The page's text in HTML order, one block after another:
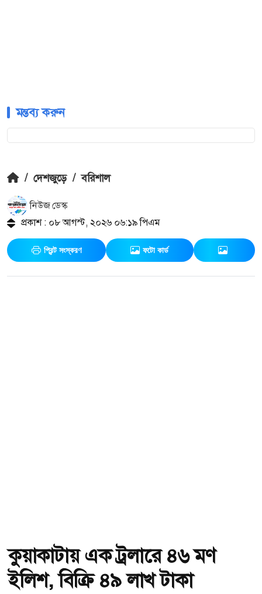
মন্তব্য করুন
/ দেশজুড়ে / বরিশাল
নিউজ ডেস্ক
প্রকাশ : ০৮ আগস্ট, ২০২৬ ০৬:১৯ পিএম
প্রিন্ট সংস্করণ ফটো কার্ড
কুয়াকাটায় এক ট্রলারে ৪৬ মণ
ইলিশ, বিক্রি ৪৯ লাখ টাকা